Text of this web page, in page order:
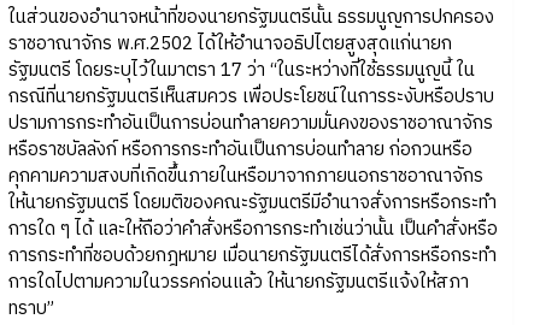
ในส่วนของอำนาจหน้าที่ของนายกรัฐมนตรีนั้น ธรรมนูญการปกครอง
ราชอาณาจักร พ.ศ.2502 ได้ให้อำนาจอธิปไตยสูงสุดแก่นายก
รัฐมนตรี โดยระบุไว้ในมาตรา 17 ว่า “ในระหว่างที่ใช้ธรรมนูญนี้ ใน
กรณีที่นายกรัฐมนตรีเห็นสมควร เพื่อประโยชน์ในการระงับหรือปราบ
ปรามการกระทำอันเป็นการบ่อนทำลายความมั่นคงของราชอาณาจักร
หรือราชบัลลังก์ หรือการกระทำอันเป็นการบ่อนทำลาย ก่อกวนหรือ
คุกคามความสงบที่เกิดขึ้นภายในหรือมาจากภายนอกราชอาณาจักร
ให้นายกรัฐมนตรี โดยมติของคณะรัฐมนตรีมีอำนาจสั่งการหรือกระทำ
การใด ๆ ได้ และให้ถือว่าคำสั่งหรือการกระทำเช่นว่านั้น เป็นคำสั่งหรือ
การกระทำที่ชอบด้วยกฎหมาย เมื่อนายกรัฐมนตรีได้สั่งการหรือกระทำ
การใดไปตามความในวรรคก่อนแล้ว ให้นายกรัฐมนตรีแจ้งให้สภา
ทราบ”